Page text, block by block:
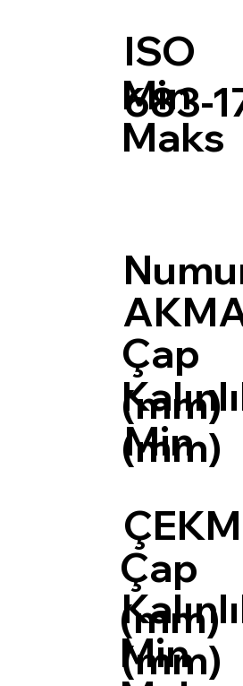
ISO
683-
Min
Maks
Min
(mm)
Çap
(mm)
Min
(mm)
Çap
(mm)